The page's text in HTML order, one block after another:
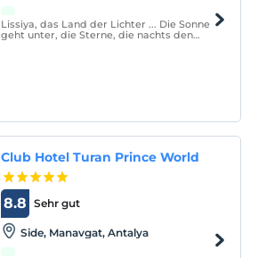
Lissiya, das Land der Lichter ... Die Sonne
geht unter, die Sterne, die nachts den
Club Hotel Turan Prince World
Sehr gut
8.8
Side, Manavgat, Antalya